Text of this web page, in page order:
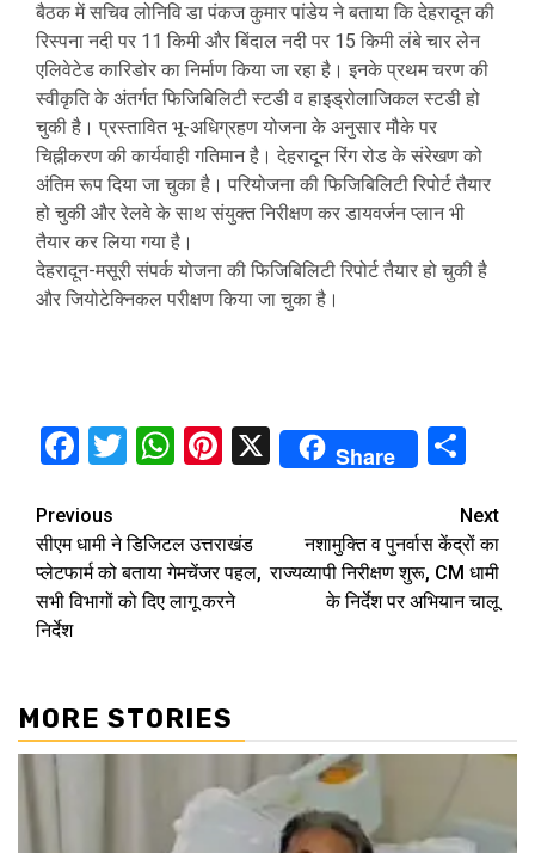
बैठक में सचिव लोनिवि डा पंकज कुमार पांडेय ने बताया कि देहरादून की
रिस्पना नदी पर 11 किमी और बिंदाल नदी पर 15 किमी लंबे चार लेन
एलिवेटेड कारिडोर का निर्माण किया जा रहा है। इनके प्रथम चरण की
स्वीकृति के अंतर्गत फिजिबिलिटी स्टडी व हाइड्रोलाजिकल स्टडी हो
चुकी है। प्रस्तावित भू-अधिग्रहण योजना के अनुसार मौके पर
चिह्नीकरण की कार्यवाही गतिमान है। देहरादून रिंग रोड के संरेखण को
अंतिम रूप दिया जा चुका है। परियोजना की फिजिबिलिटी रिपोर्ट तैयार
हो चुकी और रेलवे के साथ संयुक्त निरीक्षण कर डायवर्जन प्लान भी
तैयार कर लिया गया है।
देहरादून-मसूरी संपर्क योजना की फिजिबिलिटी रिपोर्ट तैयार हो चुकी है
और जियोटेक्निकल परीक्षण किया जा चुका है।
Facebook
Twitter
WhatsApp
Pinterest
X Share
Continue
Reading
Previous
सीएम धामी ने डिजिटल उत्तराखंड
प्लेटफार्म को बताया गेमचेंजर पहल,
सभी विभागों को दिए लागू करने
निर्देश
Next
नशामुक्ति व पुनर्वास केंद्रों का
राज्यव्यापी निरीक्षण शुरू, CM धामी
के निर्देश पर अभियान चालू
MORE STORIES